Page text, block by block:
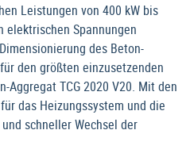
Leistungen von 400 kW bis
Spannungen
des Beton-
den größten einzusetzenden
Aggregat TCG 2020 V20. Mit den
das Heizungssystem und die
schneller Wechsel der